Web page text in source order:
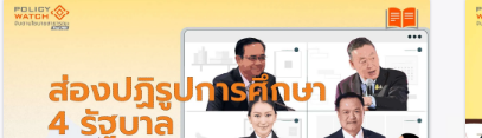
ช้เทคโนโลยีดิจิทัลเป็นฐาน (NDLP)
วงเงิน 200.88 ล้านบ
ดยใช้เทคโนโลยีดิจิทัลเป็นฐานวงเงิน 245.00 ล้านบาท